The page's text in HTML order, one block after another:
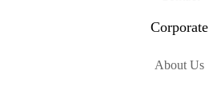
Corporate
About Us